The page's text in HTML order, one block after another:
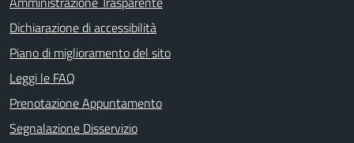
Dichiarazione di accessibilità
Piano di miglioramento del sito
Leggi le FAQ
Prenotazione Appuntamento
Segnalazione Disservizio